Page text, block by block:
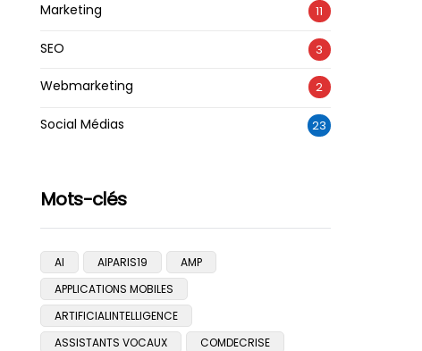
Marketing 11
SEO 3
Webmarketing 2
Social Médias 23
Mots-clés
AI AIPARIS19
AMP
APPLICATIONS MOBILES
ARTIFICIALINTELLIGENCE
ASSISTANTS VOCAUX
COMDECRISE